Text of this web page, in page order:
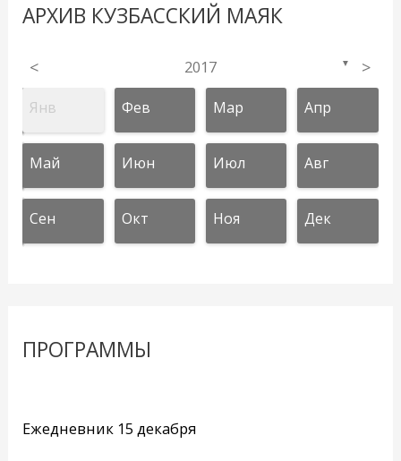
АРХИВ КУЗБАССКИЙ МАЯК
< 2017 ▼ >
Янв Фев Мар Апр
Май Июн Июл Авг
Сен Окт Ноя Дек
ПРОГРАММЫ
Ежедневник 15 декабря